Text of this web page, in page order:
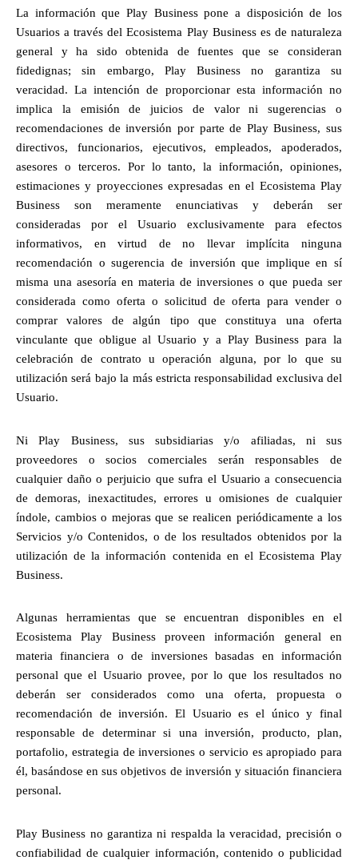
La información que Play Business pone a disposición de los
Usuarios a través del Ecosistema Play Business es de naturaleza
general y ha sido obtenida de fuentes que se consideran
fidedignas; sin embargo, Play Business no garantiza su
veracidad. La intención de proporcionar esta información no
implica la emisión de juicios de valor ni sugerencias o
recomendaciones de inversión por parte de Play Business, sus
directivos, funcionarios, ejecutivos, empleados, apoderados,
asesores o terceros. Por lo tanto, la información, opiniones,
estimaciones y proyecciones expresadas en el Ecosistema Play
Business son meramente enunciativas y deberán ser
consideradas por el Usuario exclusivamente para efectos
informativos, en virtud de no llevar implícita ninguna
recomendación o sugerencia de inversión que implique en sí
misma una asesoría en materia de inversiones o que pueda ser
considerada como oferta o solicitud de oferta para vender o
comprar valores de algún tipo que constituya una oferta
vinculante que obligue al Usuario y a Play Business para la
celebración de contrato u operación alguna, por lo que su
utilización será bajo la más estricta responsabilidad exclusiva del
Usuario.
Ni Play Business, sus subsidiarias y/o afiliadas, ni sus
proveedores o socios comerciales serán responsables de
cualquier daño o perjuicio que sufra el Usuario a consecuencia
de demoras, inexactitudes, errores u omisiones de cualquier
índole, cambios o mejoras que se realicen periódicamente a los
Servicios y/o Contenidos, o de los resultados obtenidos por la
utilización de la información contenida en el Ecosistema Play
Business.
Algunas herramientas que se encuentran disponibles en el
Ecosistema Play Business proveen información general en
materia financiera o de inversiones basadas en información
personal que el Usuario provee, por lo que los resultados no
deberán ser considerados como una oferta, propuesta o
recomendación de inversión. El Usuario es el único y final
responsable de determinar si una inversión, producto, plan,
portafolio, estrategia de inversiones o servicio es apropiado para
él, basándose en sus objetivos de inversión y situación financiera
personal.
Play Business no garantiza ni respalda la veracidad, precisión o
confiabilidad de cualquier información, contenido o publicidad